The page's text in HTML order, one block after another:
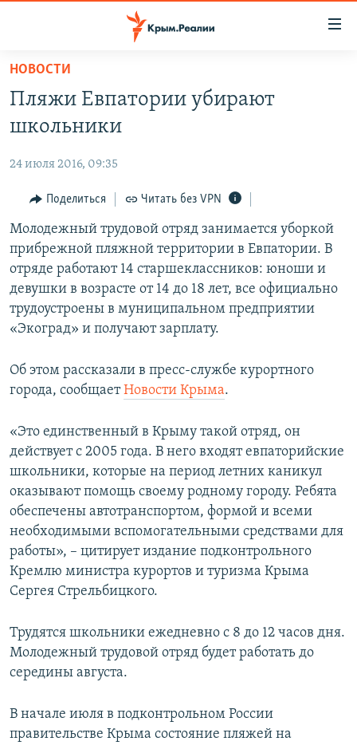
Вернуться
основному
содержанию
навигации
Вернутся
поиску
КАРТА ВОЕННЫХ ОБЪЕКТОВ КРЫМА
11 ЛЕТ ОККУПАЦИИ КРЫМА. 11 ИСТОРИЙ СОПРОТИВЛЕНИЯ
ИСТОРИЯ
ЕЩЕ
ИНТЕРАКТИВ
ИНФОГРАФИКА
ТЕЛЕПРОЕКТ КРЫМ.РЕАЛИИ
СОВЕТЫ ПРАВОЗАЩИТНИКОВ
ПОБЕДИТЕЛЕЙ НЕ СУДЯТ?
КРЫМ.НЕПОКОРЕННЫЙ
ELIFBE
УКРАИНСКАЯ ПРОБЛЕМА КРЫМА
РАДІО СВОБОДА
КАК ОБОЙТИ БЛОКИРОВКУ
Українською
Qırımtatar
ПРИСОЕДИНЯЙТЕСЬ!
Все сайты RFE/RL
НОВОСТИ
Пляжи Евпатории убирают
школьники
24 июля 2016, 09:35
Поделиться Читать без VPN
Молодежный трудовой отряд занимается уборкой
прибрежной пляжной территории в Евпатории. В
отряде работают 14 старшеклассников: юноши и
девушки в возрасте от 14 до 18 лет, все официально
трудоустроены в муниципальном предприятии
«Экоград» и получают зарплату.
Об этом рассказали в пресс-службе курортного
города, сообщаетНовости Крыма.
«Это единственный в Крыму такой отряд, он
действует с 2005 года. В него входят евпаторийские
школьники, которые на период летних каникул
оказывают помощь своему родному городу. Ребята
обеспечены автотранспортом, формой и всеми
необходимыми вспомогательными средствами для
работы», – цитирует издание подконтрольного
Кремлю министра курортов и туризма Крыма
Сергея Стрельбицкого.
Трудятся школьники ежедневно с 8 до 12 часов дня.
Молодежный трудовой отряд будет работать до
середины августа.
В начале июля в подконтрольном России
правительстве Крыма состояние пляжей на